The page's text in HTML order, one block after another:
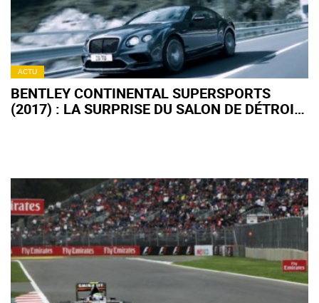
ACTU
BENTLEY CONTINENTAL SUPERSPORTS
(2017) : LA SURPRISE DU SALON DE DÉTROIT